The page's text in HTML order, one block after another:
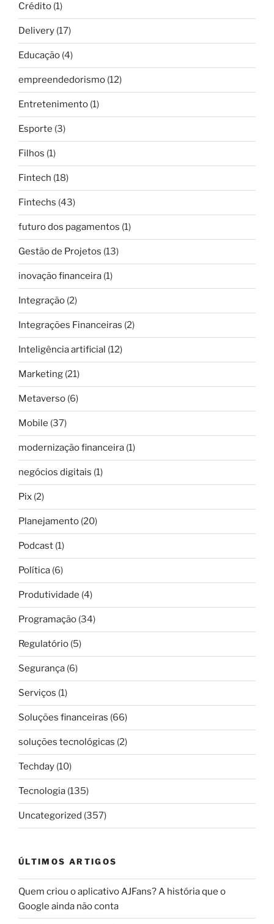
Crédito (1)
Delivery (17)
Educação (4)
empreendedorismo (12)
Entretenimento (1)
Esporte (3)
Filhos (1)
Fintech (18)
Fintechs (43)
futuro dos pagamentos (1)
Gestão de Projetos (13)
inovação financeira (1)
Integração (2)
Integrações Financeiras (2)
Inteligência artificial (12)
Marketing (21)
Metaverso (6)
Mobile (37)
modernização financeira (1)
negócios digitais (1)
Pix (2)
Planejamento (20)
Podcast (1)
Política (6)
Produtividade (4)
Programação (34)
Regulatório (5)
Segurança (6)
Serviços (1)
Soluções financeiras (66)
soluções tecnológicas (2)
Techday (10)
Tecnologia (135)
Uncategorized (357)
ÚLTIMOS ARTIGOS
Quem criou o aplicativo AJFans? A história que o
Google ainda não conta